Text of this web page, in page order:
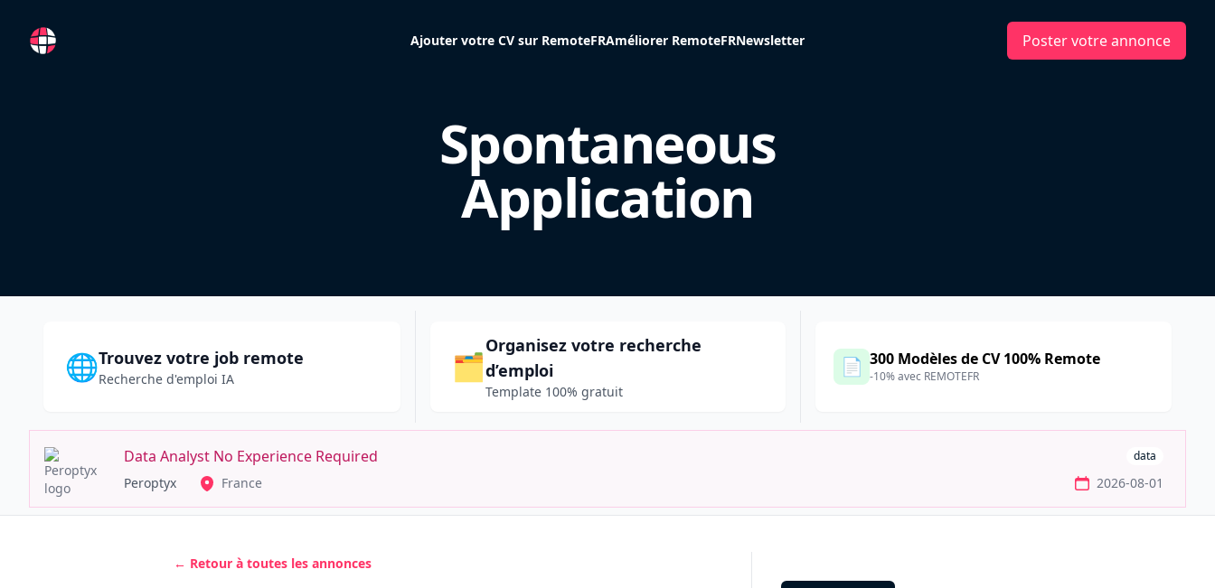
RemoteFR Ajouter votre CV sur RemoteFRAméliorer RemoteFRNewsletter Poster votre annonce
Spontaneous
Application
🌐Trouvez votre job remote
Recherche d'emploi IA 🗂️
Organisez votre recherche
d’emploi
Template 100% gratuit
📄 300 Modèles de CV 100% Remote
-10% avec REMOTEFR
Data Analyst No Experience Required data
Peroptyx France 2026-08-01
← Retour à toutes les annonces